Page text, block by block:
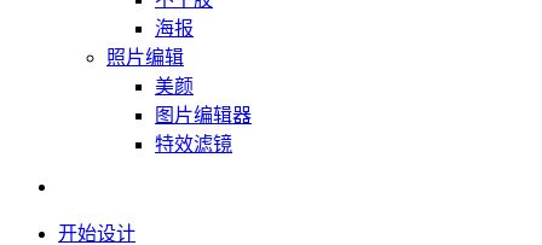
海报
照片编辑
美颜
图片编辑器
特效滤镜
开始设计